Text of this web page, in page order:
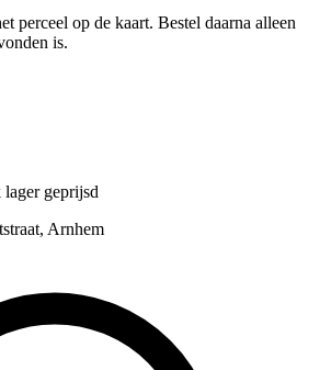
perceel op de kaart. Bestel daarna alleen
is.
geprijsd
Arnhem